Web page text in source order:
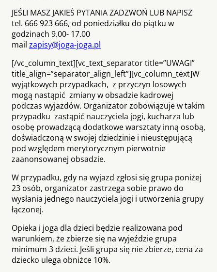
JEŚLI MASZ JAKIEŚ PYTANIA ZADZWOŃ LUB NAPISZ
tel. 666 923 666, od poniedziałku do piątku w
godzinach 9.00- 17.00
mail zapisy@joga-joga.pl
[/vc_column_text][vc_text_separator title=”UWAGI”
title_align=”separator_align_left”][vc_column_text]W
wyjątkowych przypadkach, z przyczyn losowych
mogą nastąpić zmiany w obsadzie kadrowej
podczas wyjazdów. Organizator zobowiązuje w takim
przypadku zastąpić nauczyciela jogi, kucharza lub
osobę prowadzącą dodatkowe warsztaty inną osobą,
doświadczoną w swojej dziedzinie i nieustępującą
pod względem merytorycznym pierwotnie
zaanonsowanej obsadzie.
W przypadku, gdy na wyjazd zgłosi się grupa poniżej
23 osób, organizator zastrzega sobie prawo do
wysłania jednego nauczyciela jogi i utworzenia grupy
łączonej.
Opieka i joga dla dzieci będzie realizowana pod
warunkiem, że zbierze się na wyjeździe grupa
minimum 3 dzieci. Jeśli grupa się nie zbierze, cena za
dziecko ulega obniżce 10%.